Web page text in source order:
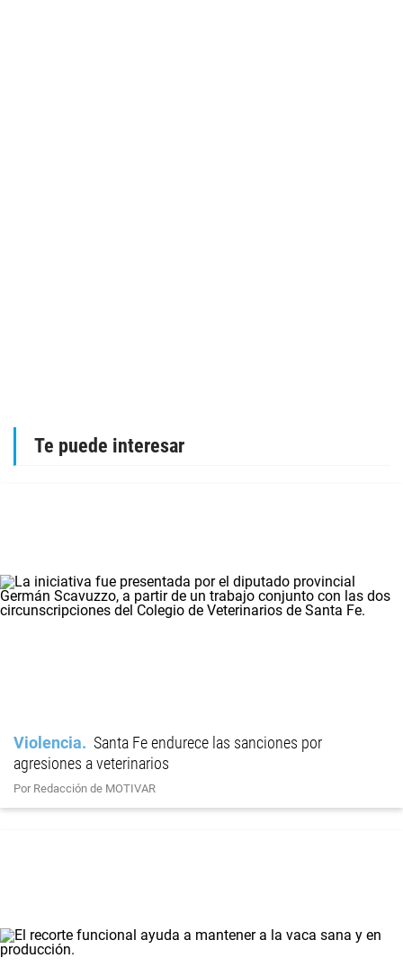
Te puede interesar
Violencia
Santa Fe endurece las sanciones por
agresiones a veterinarios
Por Redacción de MOTIVAR